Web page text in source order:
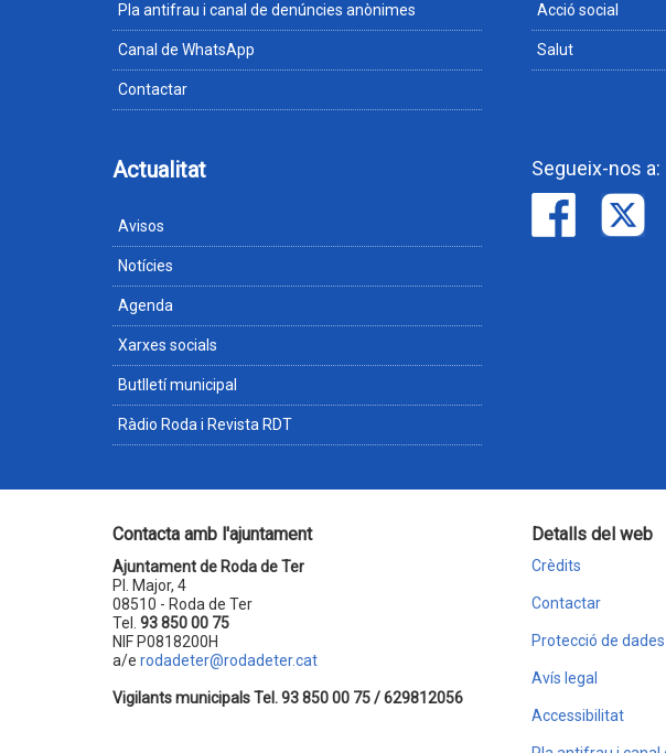
Pla antifrau i canal de denúncies anònimes
Canal de WhatsApp
Contactar
Acció social
Salut
Actualitat
Avisos
Notícies
Agenda
Xarxes socials
Butlletí municipal
Ràdio Roda i Revista RDT
Segueix-nos a:
Contacta amb l'ajuntament
Ajuntament de Roda de Ter
Pl. Major, 4
08510 - Roda de Ter
Tel. 93 850 00 75
NIF P0818200H
a/e rodadeter@rodadeter.cat
Vigilants municipals Tel. 93 850 00 75 / 629812056
Detalls del web
Crèdits
Contactar
Protecció de dades
Avís legal
Accessibilitat